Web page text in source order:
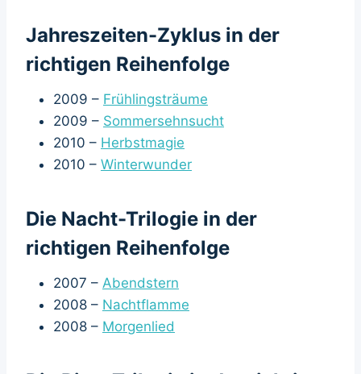
Jahreszeiten-Zyklus in der
richtigen Reihenfolge
2009 – Frühlingsträume
2009 – Sommersehnsucht
2010 – Herbstmagie
2010 – Winterwunder
Die Nacht-Trilogie in der
richtigen Reihenfolge
2007 – Abendstern
2008 – Nachtflamme
2008 – Morgenlied